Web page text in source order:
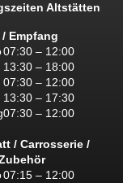
Altstätten
Empfang
07:30 – 12:00
13:30 – 18:00
07:30 – 12:00
13:30 – 17:30
07:30 – 12:00
/ Carrosserie /
07:15 – 12:00